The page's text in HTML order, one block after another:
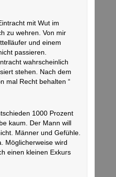
mit Wut im
zu wehren. Von mir
und einem
passieren.
wahrscheinlich
stehen. Nach dem
mal Recht behalten “
1000 Prozent
kaum. Der Mann will
Männer und Gefühle.
Möglicherweise wird
einen kleinen Exkurs